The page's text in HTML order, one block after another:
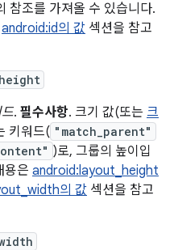
참조를 가져올 수 있습니다.
android:id의 값 섹션을 참고
. 필수사항. 크기 값(또는 크
키워드( "match_parent"
)로, 그룹의 높이입
용은 android:layout_height
의 값 섹션을 참고